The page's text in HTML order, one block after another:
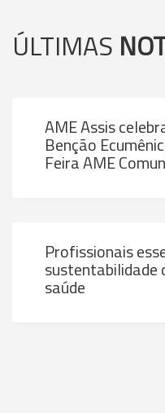
ÚLTIMAS
AME Assis
Benção
Feira AME
Profissionais
sustentabilidade
saúde